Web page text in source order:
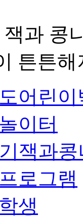
잭과 콩
튼튼해
어린이
이터
잭과콩
로그램
생